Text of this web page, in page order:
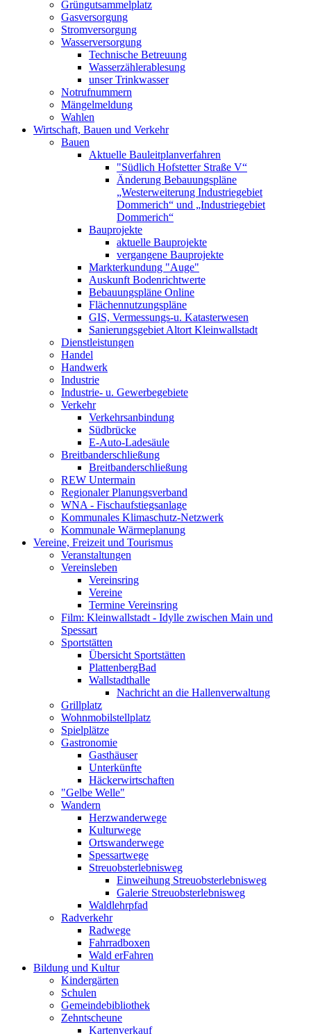
Grüngutsammelplatz
Gasversorgung
Stromversorgung
Wasserversorgung
Technische Betreuung
Wasserzählerablesung
unser Trinkwasser
Notrufnummern
Mängelmeldung
Wahlen
Wirtschaft, Bauen und Verkehr
Bauen
Aktuelle Bauleitplanverfahren
"Südlich Hofstetter Straße V“
Änderung Bebauungspläne
„Westerweiterung Industriegebiet
Dommerich“ und „Industriegebiet
Dommerich“
Bauprojekte
aktuelle Bauprojekte
vergangene Bauprojekte
Markterkundung "Auge"
Auskunft Bodenrichtwerte
Bebauungspläne Online
Flächennutzungspläne
GIS, Vermessungs-u. Katasterwesen
Sanierungsgebiet Altort Kleinwallstadt
Dienstleistungen
Handel
Handwerk
Industrie
Industrie- u. Gewerbegebiete
Verkehr
Verkehrsanbindung
Südbrücke
E-Auto-Ladesäule
Breitbanderschließung
Breitbanderschließung
REW Untermain
Regionaler Planungsverband
WNA - Fischaufstiegsanlage
Kommunales Klimaschutz-Netzwerk
Kommunale Wärmeplanung
Vereine, Freizeit und Tourismus
Veranstaltungen
Vereinsleben
Vereinsring
Vereine
Termine Vereinsring
Film: Kleinwallstadt - Idylle zwischen Main und
Spessart
Sportstätten
Übersicht Sportstätten
PlattenbergBad
Wallstadthalle
Nachricht an die Hallenverwaltung
Grillplatz
Wohnmobilstellplatz
Spielplätze
Gastronomie
Gasthäuser
Unterkünfte
Häckerwirtschaften
"Gelbe Welle"
Wandern
Herzwanderwege
Kulturwege
Ortswanderwege
Spessartwege
Streuobsterlebnisweg
Einweihung Streuobsterlebnisweg
Galerie Streuobsterlebnisweg
Waldlehrpfad
Radverkehr
Radwege
Fahrradboxen
Wald erFahren
Bildung und Kultur
Kindergärten
Schulen
Gemeindebibliothek
Zehntscheune
Kartenverkauf